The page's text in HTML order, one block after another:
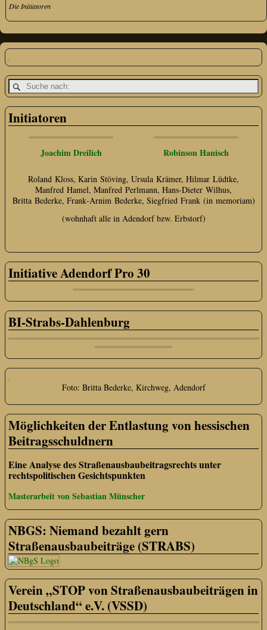
Die Initiatoren
Initiatoren
Joachim Dreilich Robinson Hanisch
Roland Kloss, Karin Stöving, Ursula Krämer, Hilmar Lüdtke,
Manfred Hamel, Manfred Perlmann, Hans‑Dieter Wilhus,
Britta Bederke, Frank‑Arnim Bederke, Siegfried Frank (in memoriam)
(wohnhaft alle in Adendorf bzw. Erbstorf)
Initiative Adendorf Pro 30
BI-Strabs-Dahlenburg
Foto: Britta Bederke, Kirchweg, Adendorf
Möglichkeiten der Entlastung von hessischen
Beitragsschuldnern
Eine Analyse des Straßenausbaubeitragsrechts unter
rechtspolitischen Gesichtspunkten
Masterarbeit von Sebastian Münscher
NBGS: Niemand bezahlt gern
Straßenausbaubeiträge (STRABS)
Verein „STOP von Straßenausbaubeiträgen in
Deutschland“ e.V. (VSSD)